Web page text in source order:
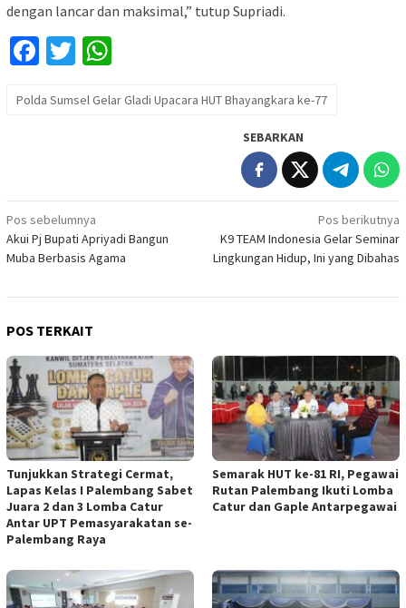
dengan lancar dan maksimal,” tutup Supriadi.
Facebook
Twitter
Polda Sumsel Gelar Gladi Upacara HUT Bhayangkara ke-77
SEBARKAN
Navigasi
pos
Pos sebelumnya
Akui Pj Bupati Apriyadi Bangun
Muba Berbasis Agama
Pos berikutnya
K9 TEAM Indonesia Gelar Seminar
Lingkungan Hidup, Ini yang Dibahas
POS TERKAIT
Tunjukkan Strategi Cermat,
Lapas Kelas I Palembang Sabet
Juara 2 dan 3 Lomba Catur
Antar UPT Pemasyarakatan se-
Palembang Raya
Semarak HUT ke-81 RI, Pegawai
Rutan Palembang Ikuti Lomba
Catur dan Gaple Antarpegawai